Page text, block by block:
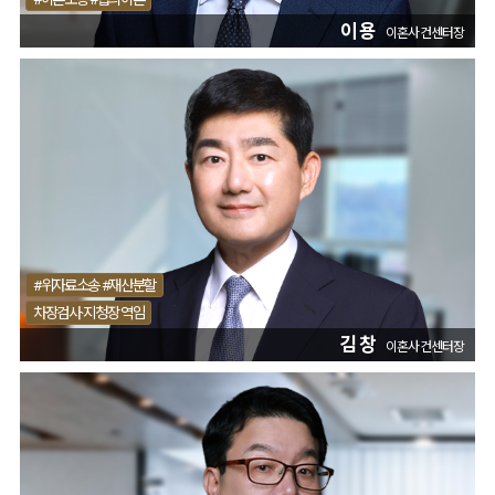
이용 이혼사건센터장
#위자료소송 #재산분할
차장검사·지청장 역임
김창 이혼사건센터장